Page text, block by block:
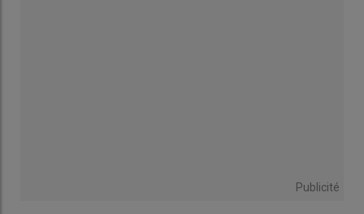
Publicité